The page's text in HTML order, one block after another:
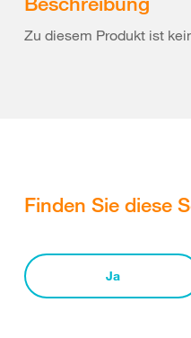
Zu diesem Produkt ist
Finden Sie diese
Ja